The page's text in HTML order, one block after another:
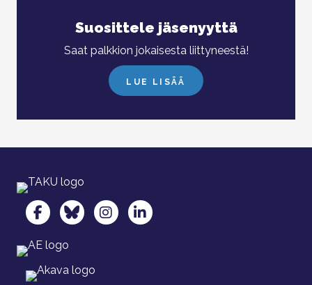
Suosittele jäsenyyttä
Saat palkkion jokaisesta liittyneestä!
LUE LISÄÄ
TAKU Facebookissa
TAKU Twitterissä
TAKU Instagramissa
TAKU LinkedInissä